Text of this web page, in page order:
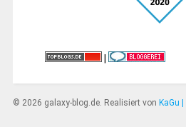
© 2026 galaxy-blog.de. Realisiert von KaGu